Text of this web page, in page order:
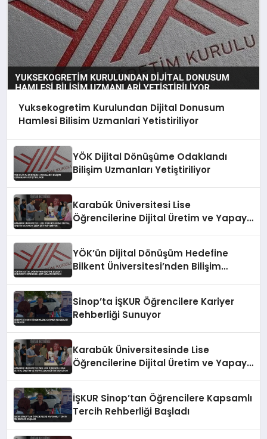
Yuksekogretim Kurulundan Dijital Donusum
Hamlesi Bilisim Uzmanlari Yetistiriliyor
YÖK Dijital Dönüşüme Odaklandı
Bilişim Uzmanları Yetiştiriliyor
Karabük Üniversitesi Lise
Öğrencilerine Dijital Üretim ve Yapay
YÖK’ün Dijital Dönüşüm Hedefine
Bilkent Üniversitesi’nden Bilişim
Sinop’ta İŞKUR Öğrencilere Kariyer
Rehberliği Sunuyor
Karabük Üniversitesinde Lise
Öğrencilerine Dijital Üretim ve Yapay
İŞKUR Sinop’tan Öğrencilere Kapsamlı
Tercih Rehberliği Başladı